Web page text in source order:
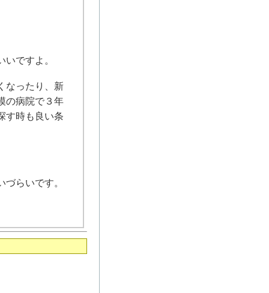
ですよ。
なったり、新
の病院で３年
す時も良い条
らいです。